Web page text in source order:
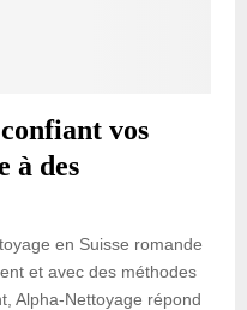
vos
à des
en Suisse romande
et avec des méthodes
Alpha-Nettoyage répond